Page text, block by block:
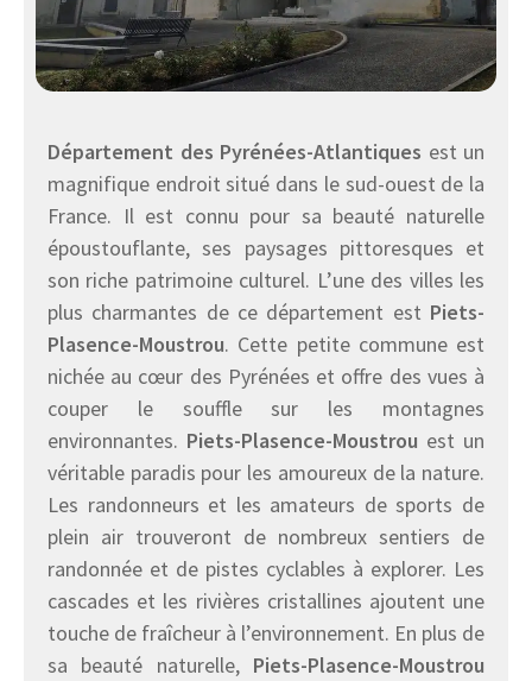
Département des Pyrénées-Atlantiques est un
magnifique endroit situé dans le sud-ouest de la
France. Il est connu pour sa beauté naturelle
époustouflante, ses paysages pittoresques et
son riche patrimoine culturel. L’une des villes les
plus charmantes de ce département est Piets-
Plasence-Moustrou. Cette petite commune est
nichée au cœur des Pyrénées et offre des vues à
couper le souffle sur les montagnes
environnantes. Piets-Plasence-Moustrou est un
véritable paradis pour les amoureux de la nature.
Les randonneurs et les amateurs de sports de
plein air trouveront de nombreux sentiers de
randonnée et de pistes cyclables à explorer. Les
cascades et les rivières cristallines ajoutent une
touche de fraîcheur à l’environnement. En plus de
sa beauté naturelle, Piets-Plasence-Moustrou